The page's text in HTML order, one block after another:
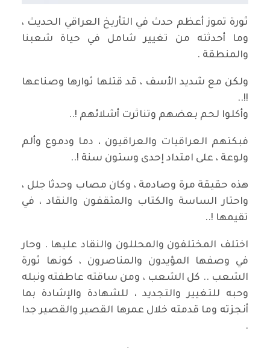
ثورة تموز أعظم حدث في التأريخ العراقي الحديث ،
وما أحدثته من تغيير شامل في حياة شعبنا
والمنطقة .
ولكن مع شديد الأسف ، قد قتلها ثوارها وصناعها
!!..
وأكلوا لحم بعضهم وتناثرت أشلائهم !..
فبكتهم العراقيات والعراقيون ، دما ودموع وألم
ولوعة ، على امتداد إحدى وستون سنة !..
هذه حقيقة مرة وصادمة ، وكان مصاب وحدثا جلل ،
واحتار الساسة والكتاب والمثقفون والنقاد ، في
تقيمها !..
اختلف المختلفون والمحللون والنقاد عليها . وحار
في وصفها المؤيدون والمناصرون ، كونها ثورة
الشعب .. كل الشعب ، ومن ساقته عاطفته ونبله
وحبه للتغيير والتجديد ، للشهادة والإشادة بما
أنجزته وما قدمته خلال عمرها القصير والقصير جدا
.